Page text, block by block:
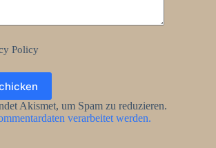
Policy
Akismet, um Spam zu reduzieren.
verarbeitet werden.